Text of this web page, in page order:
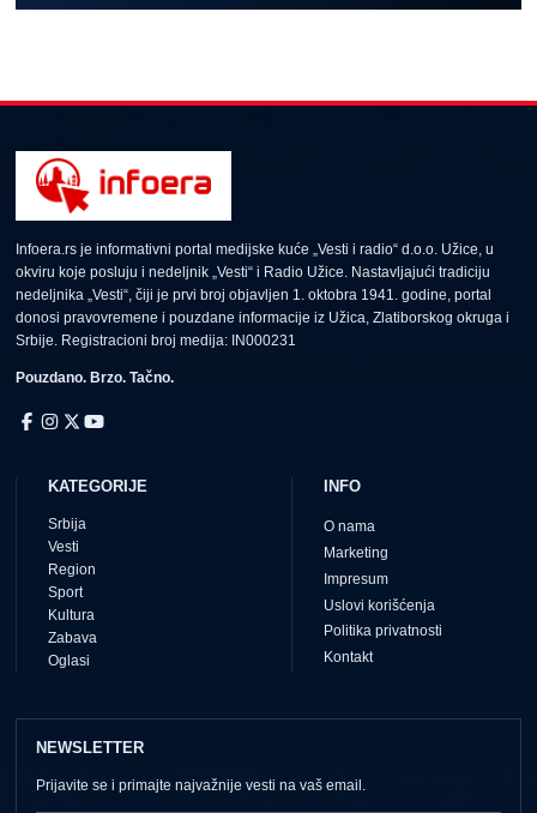
Infoera.rs je informativni portal medijske kuće „Vesti i radio“ d.o.o. Užice, u
okviru koje posluju i nedeljnik „Vesti“ i Radio Užice. Nastavljajući tradiciju
nedeljnika „Vesti“, čiji je prvi broj objavljen 1. oktobra 1941. godine, portal
donosi pravovremene i pouzdane informacije iz Užica, Zlatiborskog okruga i
Srbije. Registracioni broj medija: IN000231
Pouzdano. Brzo. Tačno.
KATEGORIJE
Srbija
Vesti
Region
Sport
Kultura
Zabava
Oglasi
INFO
O nama
Marketing
Impresum
Uslovi korišćenja
Politika privatnosti
Kontakt
NEWSLETTER
Prijavite se i primajte najvažnije vesti na vaš email.